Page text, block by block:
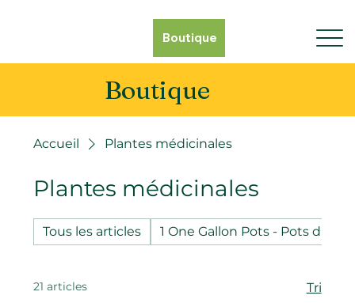
Boutique
Boutique
Accueil Plantes médicinales
Plantes médicinales
Tous les articles 1 One Gallon Pots - Pots d'un
21 articles Tri